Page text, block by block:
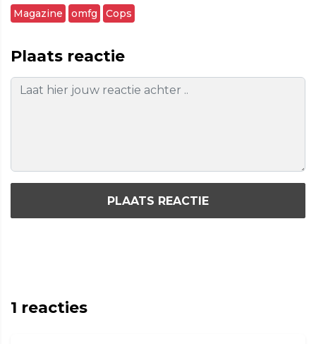
Magazine omfg Cops
Plaats reactie
PLAATS REACTIE
1 reacties